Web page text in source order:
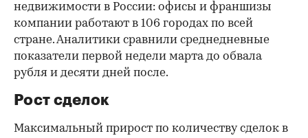
недвижимости в России: офисы и франшизы
компании работают в 106 городах по всей
стране. Аналитики сравнили среднедневные
показатели первой недели марта до обвала
рубля и десяти дней после.
Рост сделок
Максимальный прирост по количеству сделок в